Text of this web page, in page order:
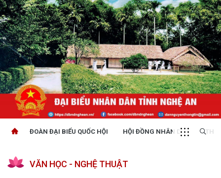
ĐOÀN ĐẠI BIỂU QUỐC HỘI HỘI ĐỒNG NHÂN DÂN
VĂN HỌC - NGHỆ THUẬT